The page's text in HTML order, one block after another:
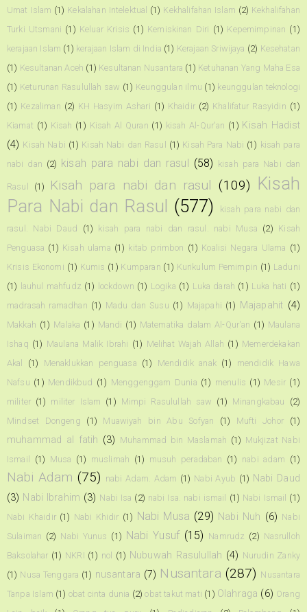
Umat Islam (1) Kekalahan Intelektual (1) Kekhalifahan Islam (2) Kekhalifahan
Turki Utsmani (1) Keluar Krisis (1) Kemiskinan Diri (1) Kepemimpinan (1)
kerajaan Islam (1) kerajaan Islam di India (1) Kerajaan Sriwijaya (2) Kesehatan
(1) Kesultanan Aceh (1) Kesultanan Nusantara (1) Ketuhanan Yang Maha Esa
(1) Keturunan Rasulullah saw (1) Keunggulan ilmu (1) keunggulan teknologi
(1) Kezaliman (2) KH Hasyim Ashari (1) Khaidir (2) Khalifatur Rasyidin (1)
Kiamat (1) Kisah (1) Kisah Al Quran (1) kisah Al-Qur'an (1) Kisah Hadist
(4) Kisah Nabi (1) Kisah Nabi dan Rasul (1) Kisah Para Nabi (1) kisah para
nabi dan (2) kisah para nabi dan rasul (58) kisah para Nabi dan
Rasul (1) Kisah para nabi dan rasul (109) Kisah
Para Nabi dan Rasul (577)
kisah para nabi dan
rasul. Nabi Daud
(1) kisah para nabi dan rasul. nabi Musa (2) Kisah
Penguasa (1) Kisah ulama (1) kitab primbon (1) Koalisi Negara Ulama (1)
Krisis Ekonomi (1) Kumis (1) Kumparan (1) Kurikulum Pemimpin (1) Laduni
(1) lauhul mahfudz (1) lockdown (1) Logika (1) Luka darah (1) Luka hati (1)
madrasah ramadhan (1) Madu dan Susu (1) Majapahi (1) Majapahit (4)
Makkah (1) Malaka (1) Mandi (1) Matematika dalam Al-Qur'an (1) Maulana
Ishaq (1) Maulana Malik Ibrahi (1) Melihat Wajah Allah (1) Memerdekakan
Akal
(1) Menaklukkan penguasa (1) Mendidik anak (1)
mendidik Hawa
Nafsu (1) Mendikbud (1) Menggenggam Dunia (1) menulis (1) Mesir (1)
militer (1) militer Islam (1) Mimpi Rasulullah saw (1) Minangkabau
(2)
Mindset Dongeng
(1) Muawiyah bin Abu Sofyan (1) Mufti Johor (1)
muhammad al fatih (3) Muhammad bin Maslamah (1) Mukjizat Nabi
Ismail
(1) Musa (1) muslimah (1) musuh peradaban (1) nabi adam (1)
Nabi Adam (75) nabi Adam. Adam (1) Nabi Ayub (1) Nabi Daud
(3) Nabi Ibrahim (3) Nabi Isa (2) nabi Isa. nabi ismail (1) Nabi Ismail (1)
Nabi Khaidir (1) Nabi Khidir (1) Nabi Musa (29) Nabi Nuh (6) Nabi
Sulaiman (2) Nabi Yunus (1) Nabi Yusuf (15) Namrudz (2) Nasrulloh
Baksolahar (1) NKRI (1) nol (1) Nubuwah Rasulullah (4) Nurudin Zanky
(1) Nusa Tenggara (1) nusantara (7) Nusantara (287) Nusantara
Tanpa Islam (1) obat cinta dunia (2) obat takut mati (1) Olahraga (6) Orang